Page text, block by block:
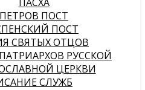
ПЕТРОВ ПОСТ
ПОСТ
СВЯТЫХ ОТЦОВ
РУССКОЙ
ЦЕРКВИ
СЛУЖБ